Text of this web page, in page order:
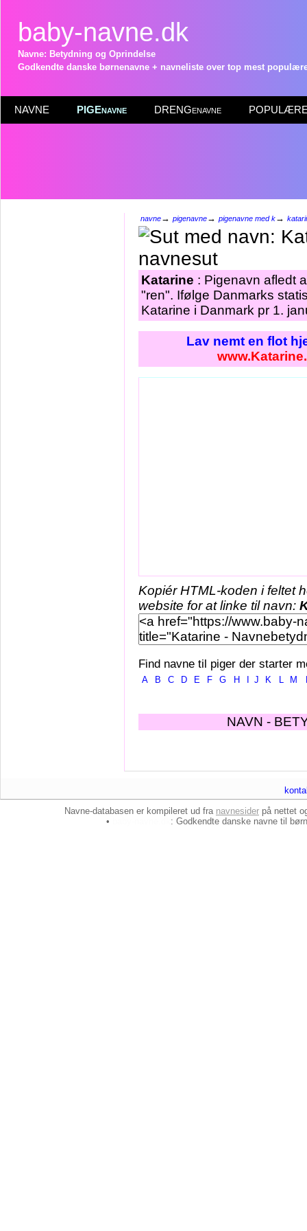
baby-navne.dk
Navne: Betydning og Oprindelse
Godkendte danske børnenavne + navneliste over top mest
NAVNE PIGEnavne DRENGenavne POPULÆRE
navne→ pigenavne→ pigenavne med k→
Katarine : Pigenavn afledt
"ren". Ifølge Danmarks
Katarine i Danmark pr 1.
Lav nemt en flot
Kopiér HTML-koden i feltet
website for at linke til navn:
Find navne til piger der starter
A B C D E F G H J K L M
NAVN -
Navne-databasen er kompileret ud fra navnesider på nettet
•
: Godkendte danske navne til børn